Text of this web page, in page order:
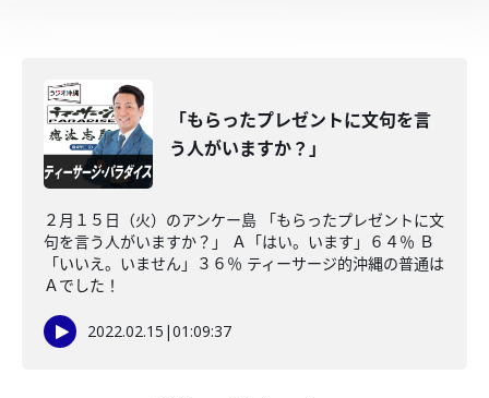
「もらったプレゼントに文句を言
う人がいますか？」
２月１５日（火）のアンケー島 「もらったプレゼントに文
句を言う人がいますか？」 Ａ「はい。います」６４％ Ｂ
「いいえ。いません」３６％ ティーサージ的沖縄の普通は
Ａでした！
2022.02.15 |01:09:37